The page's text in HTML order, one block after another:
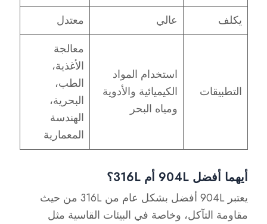
يكلف
عالي معتدل
التطبيقات
استخدام المواد
الكيميائية والأدوية
ومياه البحر
معالجة
الأغذية،
الطب،
البحرية،
الهندسة
المعمارية
أيهما أفضل 904L أم 316L؟
يعتبر 904L أفضل بشكل عام من 316L من حيث
مقاومة التآكل، وخاصة في البيئات القاسية مثل